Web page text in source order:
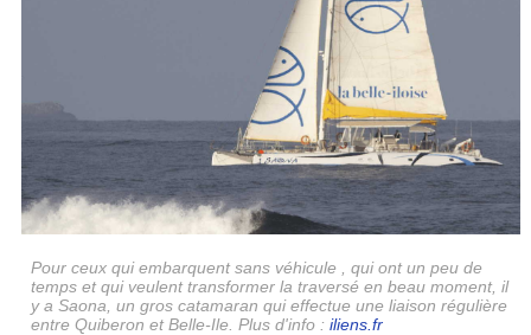
Pour ceux qui embarquent sans véhicule , qui ont un peu de
temps et qui veulent transformer la traversé en beau moment, il
y a Saona, un gros catamaran qui effectue une liaison régulière
entre Quiberon et Belle-Ile. Plus d'info :iliens.fr